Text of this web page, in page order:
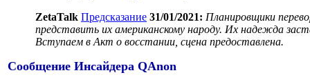
ZetaTalk Предсказание 31/01/2021: Планировщики
представить их американскому народу. Их надежда
Вступаем в Акт о восстании, сцена предоставлена.
Сообщение Инсайдера QAnon